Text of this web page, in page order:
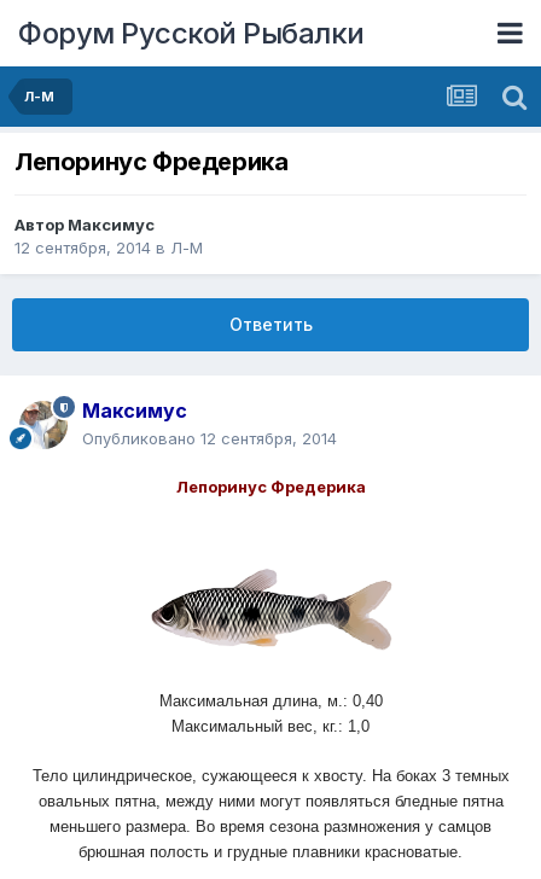
Форум Русской Рыбалки
Л-М
Лепоринус Фредерика
Автор Максимус
12 сентября, 2014 в Л-М
Ответить
Максимус
Опубликовано 12 сентября, 2014
Лепоринус Фредерика
Максимальная длина, м.: 0,40
Максимальный вес, кг.: 1,0
Тело цилиндрическое, сужающееся к хвосту. На боках 3 темных
овальных пятна, между ними могут появляться бледные пятна
меньшего размера. Во время сезона размножения у самцов
брюшная полость и грудные плавники красноватые.